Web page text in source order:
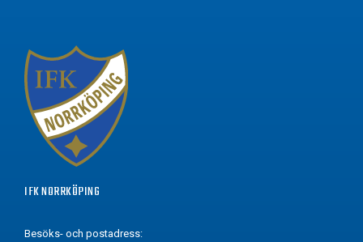
IFK NORRKÖPING
Besöks- och postadress: